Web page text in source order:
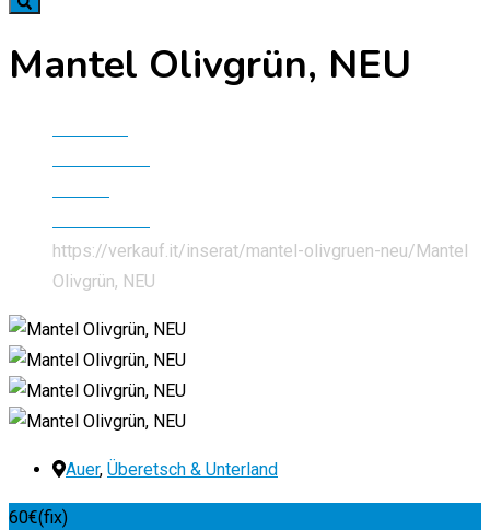
Mantel Olivgrün, NEU
https://verkauf.it/inserat/mantel-olivgruen-neu/ Mantel
Olivgrün, NEU
Auer, Überetsch & Unterland
60€(fix)